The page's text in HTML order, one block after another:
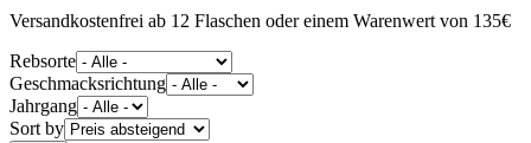
Versandkostenfrei ab 12 Flaschen oder einem Warenwert von 135€
Rebsorte
Geschmacksrichtung
Jahrgang
Sort by